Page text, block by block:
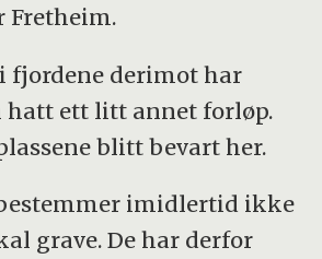
Fretheim.
fjordene derimot har
hatt ett litt annet forløp.
blitt bevart her.
imidlertid ikke
grave. De har derfor